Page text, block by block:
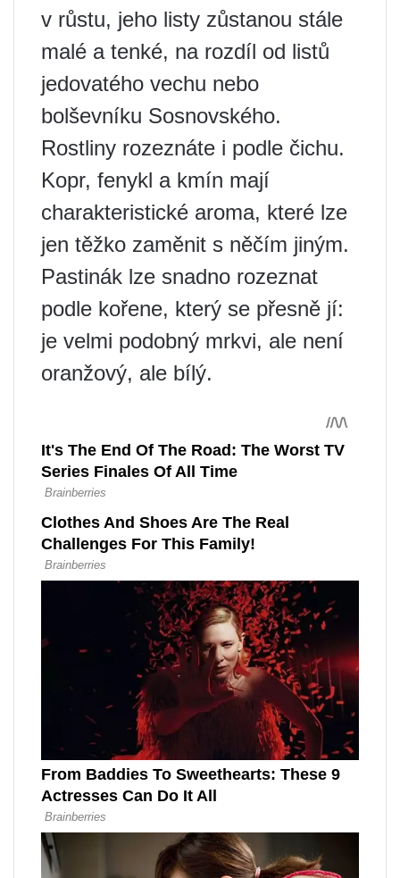
v růstu, jeho listy zůstanou stále
malé a tenké, na rozdíl od listů
jedovatého vechu nebo
bolševníku Sosnovského.
Rostliny rozeznáte i podle čichu.
Kopr, fenykl a kmín mají
charakteristické aroma, které lze
jen těžko zaměnit s něčím jiným.
Pastinák lze snadno rozeznat
podle kořene, který se přesně jí:
je velmi podobný mrkvi, ale není
oranžový, ale bílý.